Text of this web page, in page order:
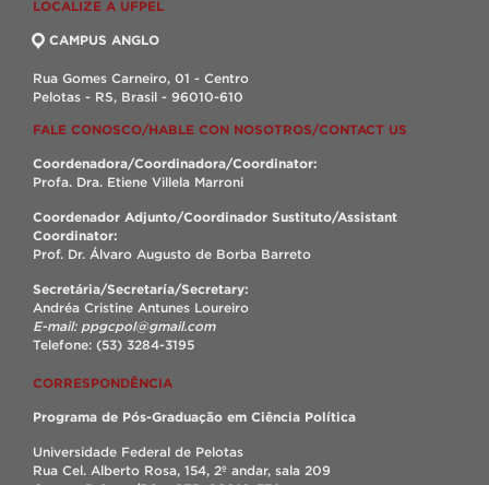
LOCALIZE A UFPEL
CAMPUS ANGLO
Rua Gomes Carneiro, 01 - Centro
Pelotas - RS, Brasil - 96010-610
FALE CONOSCO/HABLE CON NOSOTROS/CONTACT US
Coordenadora/Coordinadora/Coordinator:
Profa. Dra. Etiene Villela Marroni
Coordenador Adjunto/Coordinador Sustituto/Assistant
Coordinator:
Prof. Dr. Álvaro Augusto de Borba Barreto
Secretária/Secretaría/Secretary:
Andréa Cristine Antunes Loureiro
E-mail: ppgcpol@gmail.com
Telefone: (53) 3284-3195
CORRESPONDÊNCIA
Programa de Pós-Graduação em Ciência Política
Universidade Federal de Pelotas
Rua Cel. Alberto Rosa, 154, 2º andar, sala 209